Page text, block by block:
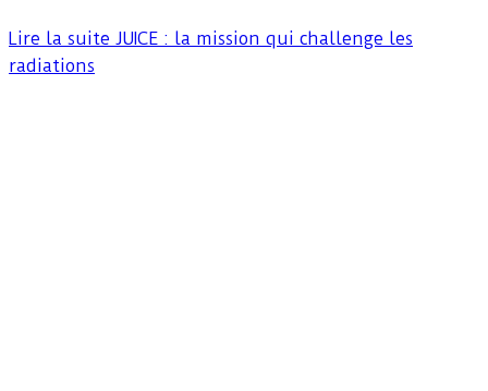
Lire la suite JUICE : la mission qui challenge les
radiations